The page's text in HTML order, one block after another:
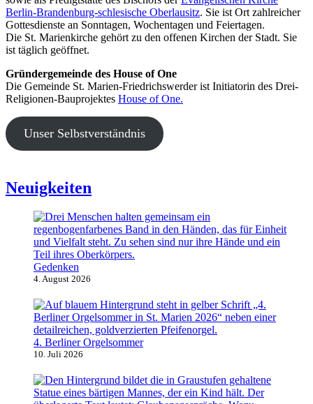
Berlin-Brandenburg-schlesische Oberlausitz. Sie ist Ort zahlreicher
Gottesdienste an Sonntagen, Wochentagen und Feiertagen.
Die St. Marienkirche gehört zu den offenen Kirchen der Stadt. Sie
ist täglich geöffnet.
Gründergemeinde des House of One
Die Gemeinde St. Marien-Friedrichswerder ist Initiatorin des Drei-
Religionen-Bauprojektes House of One.
Unser Selbstverständnis
Neuigkeiten
Gedenken
4. August 2026
4. Berliner Orgelsommer
10. Juli 2026